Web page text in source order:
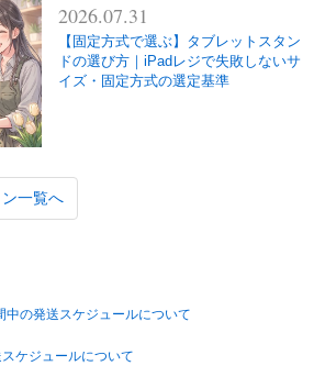
2026.07.31
【固定方式で選ぶ】タブレットスタン
ドの選び方｜iPadレジで失敗しないサ
イズ・固定方式の選定基準
一覧へ
中の発送スケジュールについて
ケジュールについて